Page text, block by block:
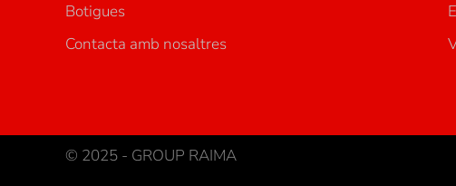
Botigues
Contacta amb nosaltres
© 2025 - GROUP RAIMA